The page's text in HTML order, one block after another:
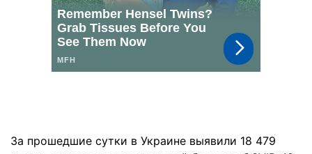
За прошедшие сутки в Украине выявили 18 479